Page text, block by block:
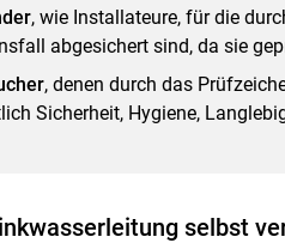
, wie Installateure, für die
abgesichert sind, da sie
, denen durch das
Sicherheit, Hygiene,
selbst